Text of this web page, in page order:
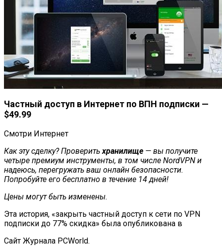
Частный доступ в Интернет по ВПН подписки —
$49.99
Смотри Интернет
Как эту сделку? Проверить хранилище — вы получите
четыре премиум инструменты, в том числе NordVPN и
надеюсь, перегружать ваш онлайн безопасности.
Попробуйте его бесплатно в течение 14 дней!
Цены могут быть изменены.
Эта история, «закрыть частный доступ к сети по VPN
подписки до 77% скидка» была опубликована в
Сайт Журнала PCWorld.